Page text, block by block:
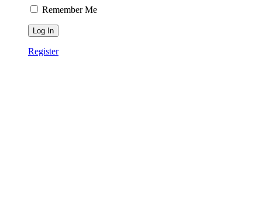
Remember Me
Register